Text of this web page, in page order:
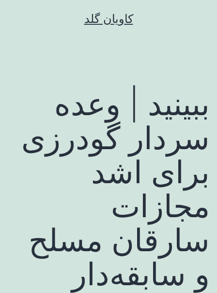
کاویان گلد
ببینید | وعده
سردار گودرزی
برای اشد
مجازات
سارقان مسلح
و سابقه‌دار